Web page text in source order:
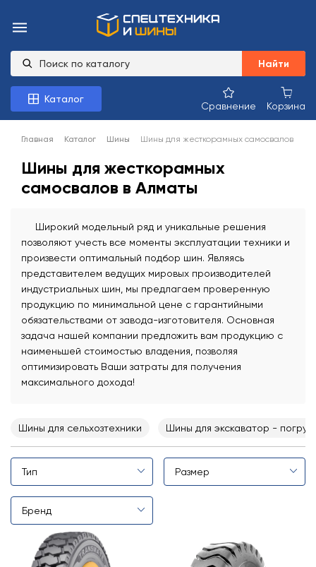
Найти
Каталог
Сравнение Корзина
Главная Каталог Шины Шины для жесткорамных самосвалов
Шины для жесткорамных
самосвалов в Алматы
Широкий модельный ряд и уникальные решения
позволяют учесть все моменты эксплуатации техники и
произвести оптимальный подбор шин. Являясь
представителем ведущих мировых производителей
индустриальных шин, мы предлагаем проверенную
продукцию по минимальной цене с гарантийными
обязательствами от завода-изготовителя. Основная
задача нашей компании предложить вам продукцию с
наименьшей стоимостью владения, позволяя
оптимизировать Ваши затраты для получения
максимального дохода!
Шины для сельхозтехники Шины для экскаватор -